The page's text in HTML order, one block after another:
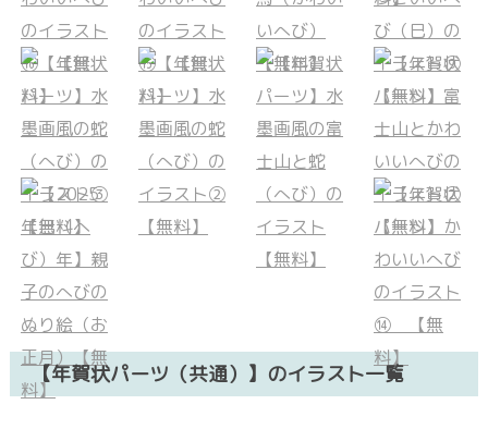
【年賀状パーツ（共通）】のイラスト一覧